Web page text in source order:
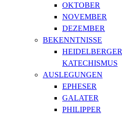
OKTOBER
NOVEMBER
DEZEMBER
BEKENNTNISSE
HEIDELBERGER
KATECHISMUS
AUSLEGUNGEN
EPHESER
GALATER
PHILIPPER